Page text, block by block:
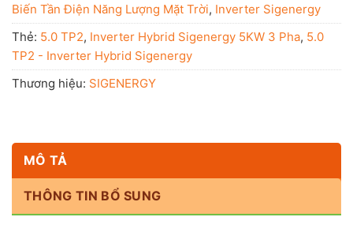
Biến Tần Điện Năng Lượng Mặt Trời, Inverter Sigenergy
Thẻ: 5.0 TP2, Inverter Hybrid Sigenergy 5KW 3 Pha, 5.0
TP2 - Inverter Hybrid Sigenergy
Thương hiệu: SIGENERGY
MÔ TẢ
THÔNG TIN BỔ SUNG